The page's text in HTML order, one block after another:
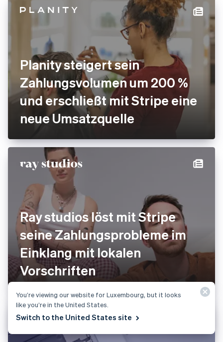
Planity steigert sein
Zahlungsvolumen um 200 %
und erschließt mit Stripe eine
neue Umsatzquelle
Ray studios löst mit Stripe
seine Zahlungsprobleme im
Einklang mit lokalen
Vorschriften
You’re viewing our website for Luxembourg, but it looks
like you’re in the United States.
Switch to the United States site